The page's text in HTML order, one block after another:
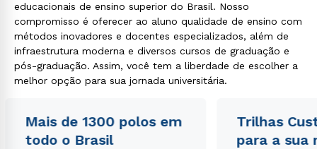
educacionais de ensino superior do Brasil. Nosso
compromisso é oferecer ao aluno qualidade de ensino com
métodos inovadores e docentes especializados, além de
infraestrutura moderna e diversos cursos de graduação e
pós-graduação. Assim, você tem a liberdade de escolher a
melhor opção para sua jornada universitária.
Mais de 1300 polos em
todo o Brasil
Trilhas
para a sua